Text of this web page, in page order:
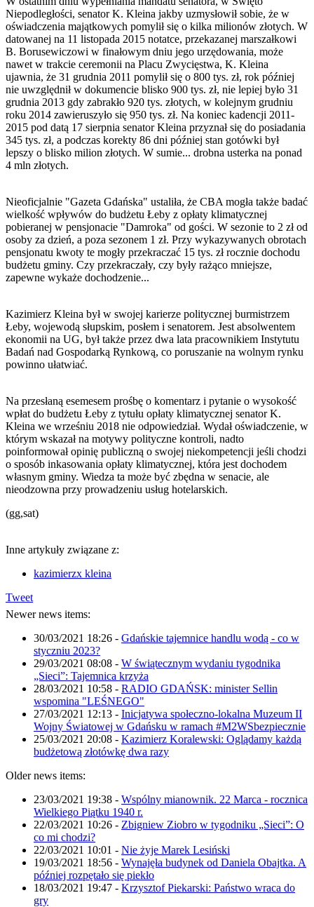
Niepodległości, senator K. Kleina jakby uzmysłowił sobie, że w
oświadczenia majątkowych pomylił się o kilka milionów złotych. W
datowanej na 11 listopada 2015 notatce, przekazanej marszałkowi
B. Borusewiczowi w finałowym dniu jego urzędowania, może
nawet w trakcie ceremonii na Placu Zwycięstwa, K. Kleina
ujawnia, że 31 grudnia 2011 pomylił się o 800 tys. zł, rok później
nie uwzględnił w dokumencie blisko 900 tys. zł, nie lepiej było 31
grudnia 2013 gdy zabrakło 920 tys. złotych, w kolejnym grudniu
roku 2014 zawieruszyło się 950 tys. zł. Na koniec kadencji 2011-
2015 pod datą 17 sierpnia senator Kleina przyznał się do posiadania
345 tys. zł, a podczas korekty 86 dni później stan gotówki był
lepszy o blisko milion złotych. W sumie... drobna usterka na ponad
4 mln złotych.
Nieoficjalnie "Gazeta Gdańska" ustaliła, że CBA mogła także badać
wielkość wpływów do budżetu Łeby z opłaty klimatycznej
pobieranej w pensjonacie "Damroka" od gości. W sezonie to 2 zł od
osoby za dzień, a poza sezonem 1 zł. Przy wykazywanych obrotach
pensjonatu kwoty te mogły przekraczać 15 tys. zł rocznie dochodu
budżetu gminy. Czy przekraczały, czy były rażąco mniejsze,
zapewne wykaże dochodzenie...
Kazimierz Kleina był w swojej karierze politycznej burmistrzem
Łeby, wojewodą słupskim, posłem i senatorem. Jest absolwentem
ekonomii na UG, był także przez dwa lata pracownikiem Instytutu
Badań nad Gospodarką Rynkową, co poruszanie na wolnym rynku
powinno ułatwiać.
Na przesłaną esemesem prośbę o komentarz i pytanie o wysokość
wpłat do budżetu Łeby z tytułu opłaty klimatycznej senator K.
Kleina we wrześniu 2018 nie odpowiedział. Wydał oświadczenie, w
którym wskazał na motywy polityczne kontroli, nadto
poinformował opinię publiczną o swojej niekompetencji jeśli chodzi
o sposób inkasowania opłaty klimatycznej, która jest dochodem
własnym gminy. Wiedza ta może być zbędna w senacie, ale
nieodzowna przy prowadzeniu usług hotelarskich.
(gg,sat)
Inne artykuły związane z:
kazimierzx kleina
Tweet
Newer news items:
30/03/2021 18:26 - Gdańskie tajemnice handlu wodą - co w
styczniu 2023?
29/03/2021 08:08 - W świątecznym wydaniu tygodnika
„Sieci”: Tajemnica krzyża
28/03/2021 10:58 - RADIO GDAŃSK: minister Sellin
wspomina "LEŚNEGO"
27/03/2021 12:13 - Inicjatywa społeczno-lokalna Muzeum II
Wojny Światowej w Gdańsku w ramach #M2WSbezpiecznie
25/03/2021 20:08 - Kazimierz Koralewski: Oglądamy każdą
budżetową złotówkę dwa razy
Older news items:
23/03/2021 19:38 - Wspólny mianownik. 22 Marca - rocznica
Wielkiego Piątku 1940 r.
22/03/2021 10:26 - Zbigniew Ziobro w tygodniku „Sieci”: O
co mi chodzi?
22/03/2021 10:01 - Nie żyje Marek Lesiński
19/03/2021 18:56 - Wynajęła budynek od Daniela Obajtka. A
później rozpętało się piekło
18/03/2021 19:47 - Krzysztof Piekarski: Państwo wraca do
gry